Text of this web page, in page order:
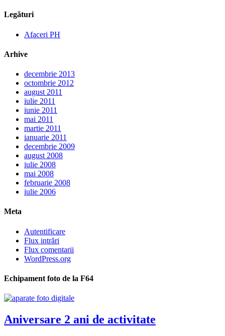
Legături
Afaceri PH
Arhive
decembrie 2013
octombrie 2012
august 2011
iulie 2011
iunie 2011
mai 2011
martie 2011
ianuarie 2011
decembrie 2009
august 2008
iulie 2008
mai 2008
februarie 2008
iulie 2006
Meta
Autentificare
Flux intrări
Flux comentarii
WordPress.org
Echipament foto de la F64
Aniversare 2 ani de activitate